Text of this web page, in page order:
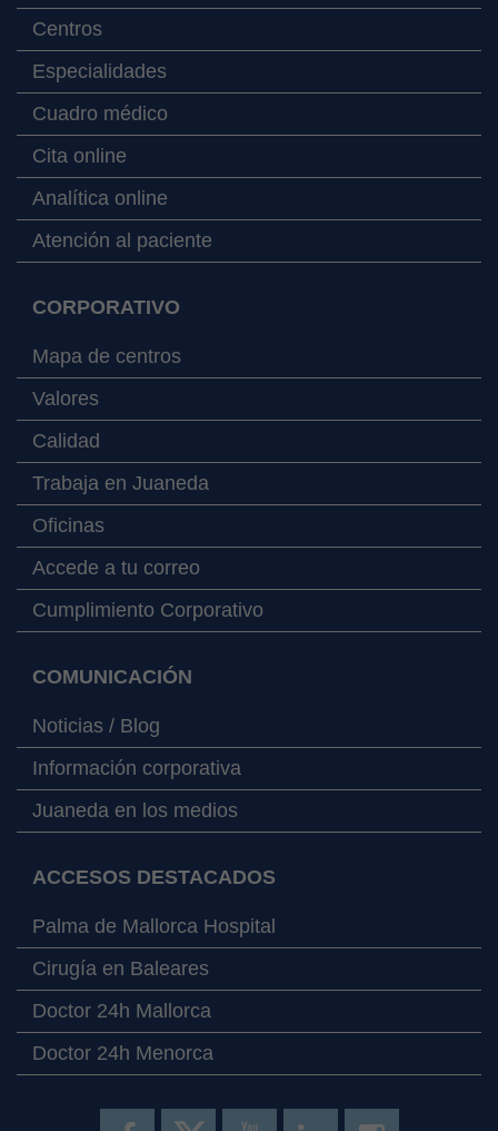
Centros
Especialidades
Cuadro médico
Cita online
Analítica online
Atención al paciente
CORPORATIVO
Mapa de centros
Valores
Calidad
Trabaja en Juaneda
Oficinas
Accede a tu correo
Cumplimiento Corporativo
COMUNICACIÓN
Noticias / Blog
Información corporativa
Juaneda en los medios
ACCESOS DESTACADOS
Palma de Mallorca Hospital
Cirugía en Baleares
Doctor 24h Mallorca
Doctor 24h Menorca